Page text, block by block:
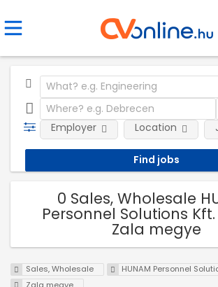
Employer Location
0 Sales, Wholesale
Personnel Solutions
Zala megye
Sales, Wholesale
HUNAM Personnel